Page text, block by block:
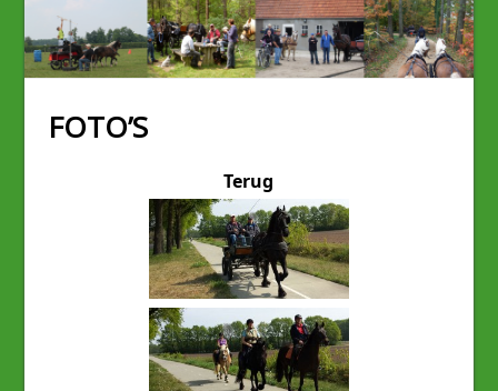
FOTO’S
Terug